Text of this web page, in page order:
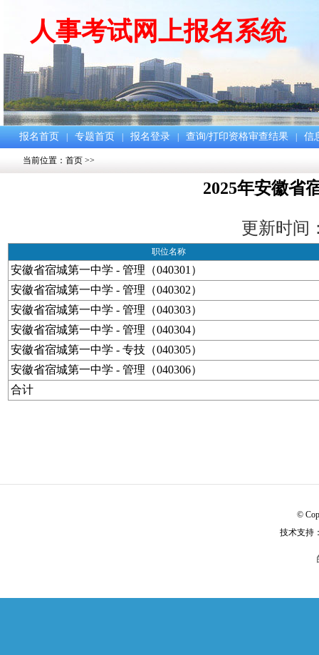
人事考试网上报名系统
报名首页 专题首页 报名登录 查询/打印资格审查结果 信
当前位置： 首页 >>
2025年安徽省
更新时间
职位名称
安徽省宿城第一中学 - 管理（040301）
安徽省宿城第一中学 - 管理（040302）
安徽省宿城第一中学 - 管理（040303）
安徽省宿城第一中学 - 管理（040304）
安徽省宿城第一中学 - 专技（040305）
安徽省宿城第一中学 - 管理（040306）
合计
©
技术支持